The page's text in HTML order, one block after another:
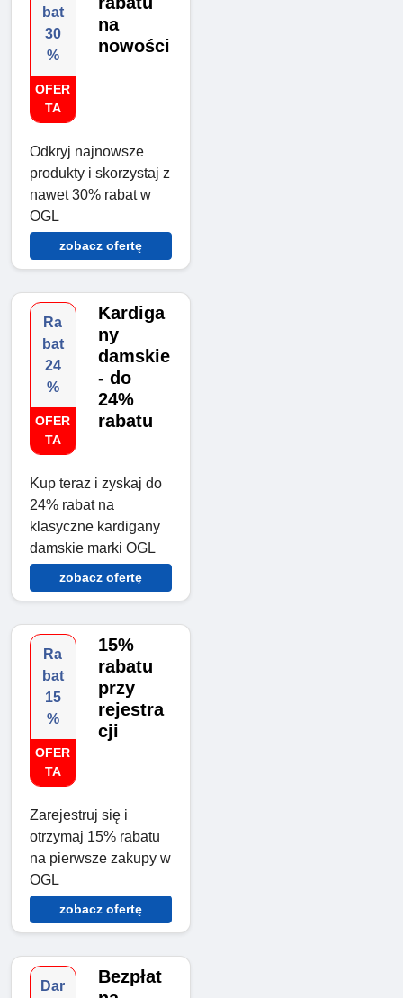
bat
30
%
OFER
TA
na
nowości
Odkryj najnowsze
produkty i skorzystaj z
nawet 30% rabat w
OGL
zobacz ofertę
Ra
bat
24
%
OFER
TA
Kardiga
ny
damskie
- do
24%
rabatu
Kup teraz i zyskaj do
24% rabat na
klasyczne kardigany
damskie marki OGL
zobacz ofertę
Ra
bat
15
%
OFER
TA
15%
rabatu
przy
rejestra
cji
Zarejestruj się i
otrzymaj 15% rabatu
na pierwsze zakupy w
OGL
zobacz ofertę
Dar
Bezpłat